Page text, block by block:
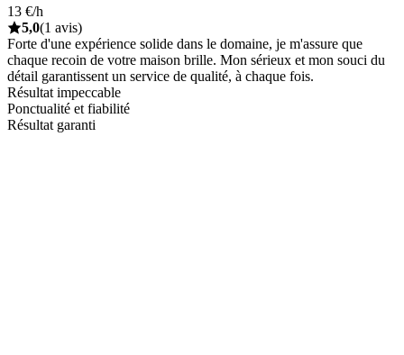
13 €/h
5,0(1 avis)
Forte d'une expérience solide dans le domaine, je m'assure que
chaque recoin de votre maison brille. Mon sérieux et mon souci du
détail garantissent un service de qualité, à chaque fois.
Résultat impeccable
Ponctualité et fiabilité
Résultat garanti